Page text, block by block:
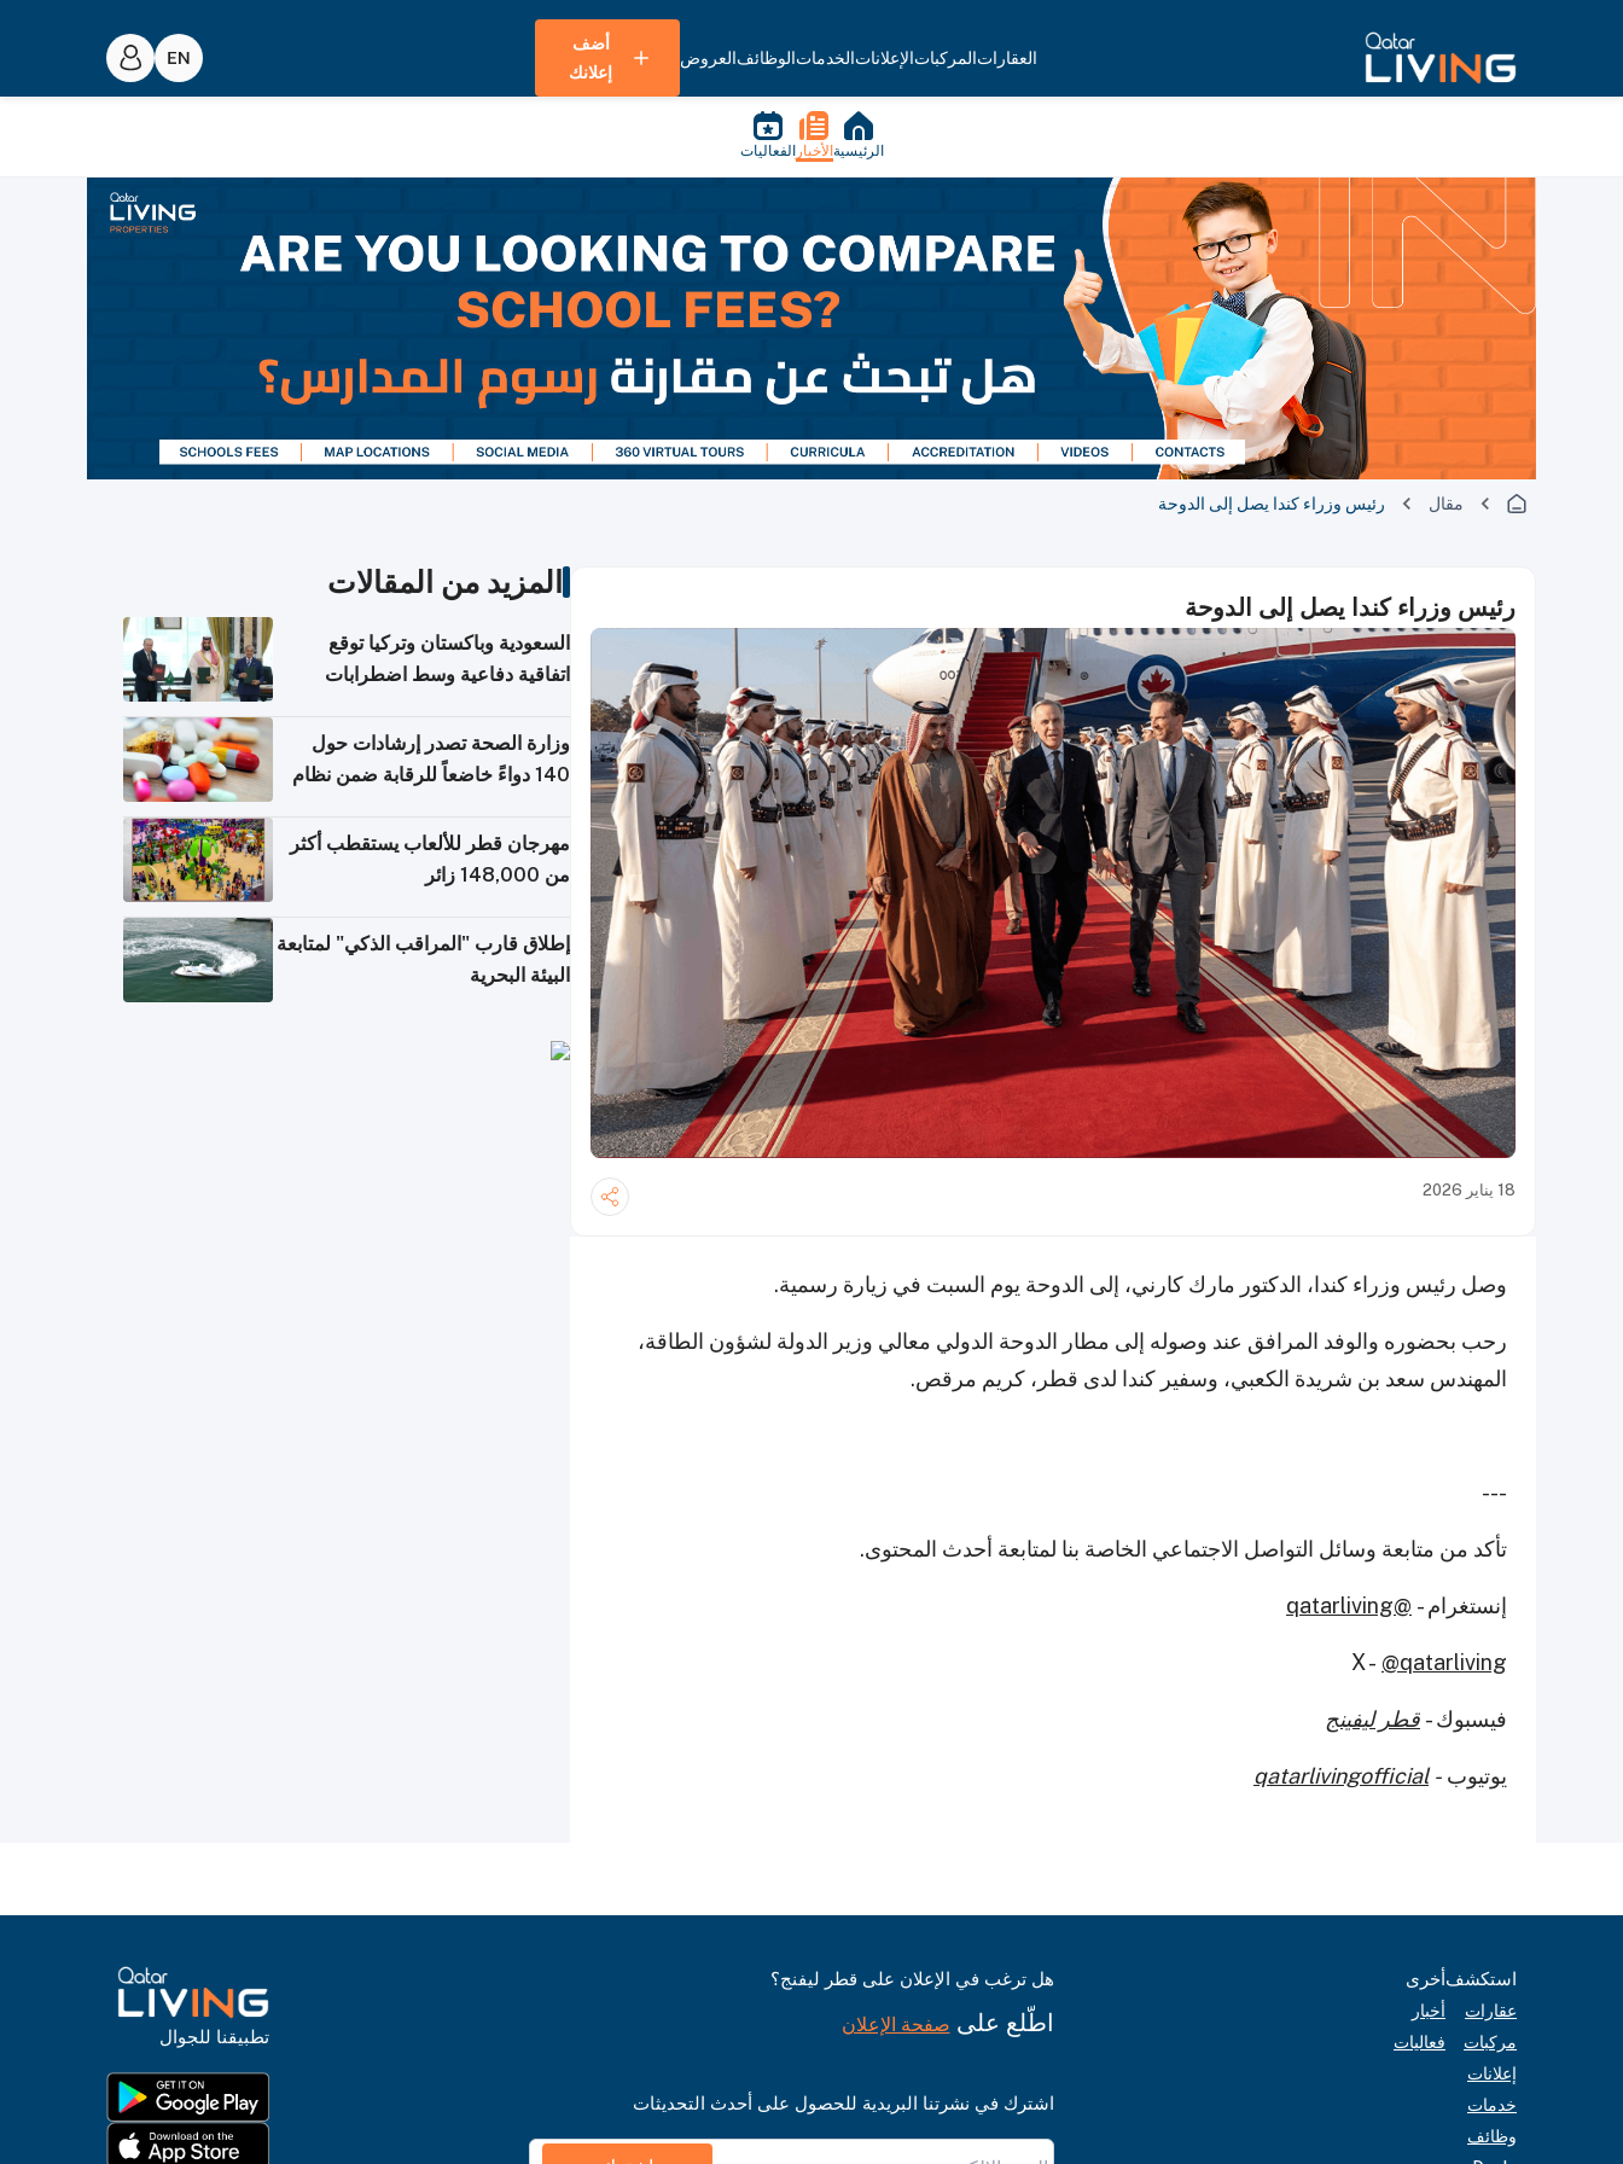
العقاراتالمركباتالإعلاناتالخدماتالوظائفالعروض
أضف
إعلانك
الرئيسية الأخبار الفعاليات
مقال رئيس وزراء كندا يصل إلى الدوحة
رئيس وزراء كندا يصل إلى الدوحة
18 يناير 2026
وصل رئيس وزراء كندا، الدكتور مارك كارني، إلى الدوحة يوم السبت في زيارة رسمية.
رحب بحضوره والوفد المرافق عند وصوله إلى مطار الدوحة الدولي معالي وزير الدولة لشؤون الطاقة،
المهندس سعد بن شريدة الكعبي، وسفير كندا لدى قطر، كريم مرقص.
---
تأكد من متابعة وسائل التواصل الاجتماعي الخاصة بنا لمتابعة أحدث المحتوى.
إنستغرام - @qatarliving
X - @qatarliving
فيسبوك - قطر ليفينج
يوتيوب -
qatarlivingofficial
المزيد من المقالات
السعودية وباكستان وتركيا توقع
اتفاقية دفاعية وسط اضطرابات
وزارة الصحة تصدر إرشادات حول
140 دواءً خاضعاً للرقابة ضمن نظام
مهرجان قطر للألعاب يستقطب أكثر
من 148,000 زائر
إطلاق قارب "المراقب الذكي" لمتابعة
البيئة البحرية
استكشف
عقارات
مركبات
إعلانات
خدمات
وظائف
أخرى
أخبار
فعاليات
هل ترغب في الإعلان على قطر ليفنج؟
اطّلع على صفحة الإعلان
اشترك في نشرتنا البريدية للحصول على أحدث التحديثات
تطبيقنا للجوال